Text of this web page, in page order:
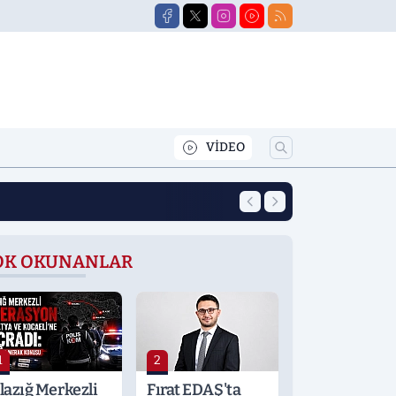
VİDEO
12:39 Yeni Eğitim
OKUNANLAR
Merkezli
2
Fırat EDAŞ'ta